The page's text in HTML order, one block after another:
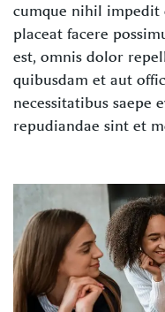
cumque nihil impedit
placeat facere
est, omnis dolor
quibusdam et aut
necessitatibus saepe
repudiandae sint et